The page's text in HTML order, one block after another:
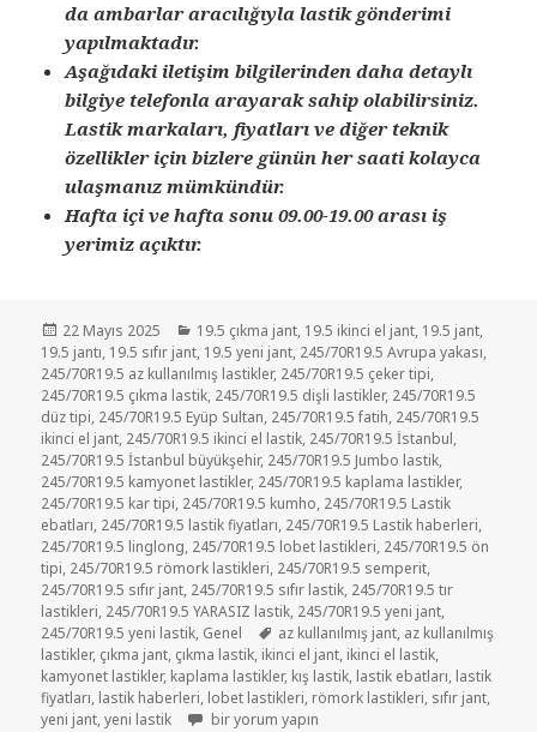
da ambarlar aracılığıyla lastik gönderimi
yapılmaktadır.
Aşağıdaki iletişim bilgilerinden daha detaylı
bilgiye telefonla arayarak sahip olabilirsiniz.
Lastik markaları, fiyatları ve diğer teknik
özellikler için bizlere günün her saati kolayca
ulaşmanız mümkündür.
Hafta içi ve hafta sonu 09.00-19.00 arası iş
yerimiz açıktır.‎
Yayın
tarihi
22 Mayıs 2025 Kategoriler
19.5 çıkma jant, 19.5 ikinci el jant, 19.5 jant,
19.5 jantı, 19.5 sıfır jant, 19.5 yeni jant, 245/70R19.5 Avrupa yakası,
245/70R19.5 az kullanılmış lastikler, 245/70R19.5 çeker tipi,
245/70R19.5 çıkma lastik, 245/70R19.5 dişli lastikler, 245/70R19.5
düz tipi, 245/70R19.5 Eyüp Sultan, 245/70R19.5 fatih, 245/70R19.5
ikinci el jant, 245/70R19.5 ikinci el lastik, 245/70R19.5 İstanbul,
245/70R19.5 İstanbul büyükşehir, 245/70R19.5 Jumbo lastik,
245/70R19.5 kamyonet lastikler, 245/70R19.5 kaplama lastikler,
245/70R19.5 kar tipi, 245/70R19.5 kumho, 245/70R19.5 Lastik
ebatları, 245/70R19.5 lastik fiyatları, 245/70R19.5 Lastik haberleri,
245/70R19.5 linglong, 245/70R19.5 lobet lastikleri, 245/70R19.5 ön
tipi, 245/70R19.5 römork lastikleri, 245/70R19.5 semperit,
245/70R19.5 sıfır jant, 245/70R19.5 sıfır lastik, 245/70R19.5 tır
lastikleri, 245/70R19.5 YARASIZ lastik, 245/70R19.5 yeni jant,
245/70R19.5 yeni lastik, Genel Etiketler
az kullanılmış jant, az kullanılmış
lastikler, çıkma jant, çıkma lastik, ikinci el jant, ikinci el lastik,
kamyonet lastikler, kaplama lastikler, kış lastik, lastik ebatları, lastik
fiyatları, lastik haberleri, lobet lastikleri, römork lastikleri, sıfır jant,
yeni jant,yeni lastik 245/70R19.5 ikinci el lastikler için
bir yorum yapın